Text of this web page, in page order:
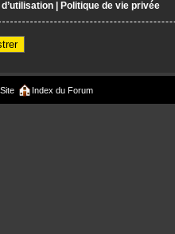
| Politique de vie privée
Index du Forum